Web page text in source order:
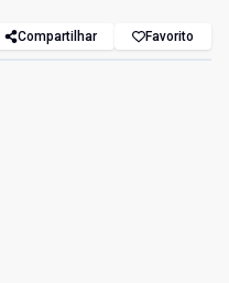
Compartilhar Favorito